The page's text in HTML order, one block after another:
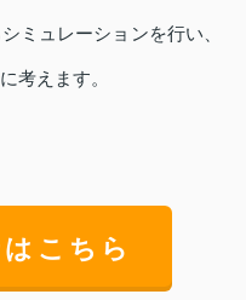
ミュレーションを行い、
考えます。
こちら